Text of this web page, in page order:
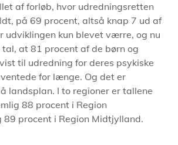
af forløb, hvor udredningsretten
på 69 procent, altså knap 7 ud af
udviklingen kun blevet værre, og nu
at 81 procent af de børn og
til udredning for deres psykiske
for længe. Og det er
landsplan. I to regioner er tallene
88 procent i Region
89 procent i Region Midtjylland.